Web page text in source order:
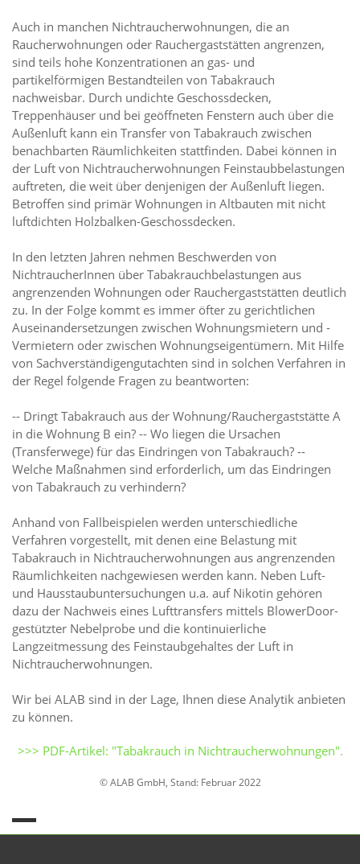
Auch in manchen Nichtraucherwohnungen, die an
Raucherwohnungen oder Rauchergaststätten angrenzen,
sind teils hohe Konzentrationen an gas- und
partikelförmigen Bestandteilen von Tabakrauch
nachweisbar. Durch undichte Geschossdecken,
Treppenhäuser und bei geöffneten Fenstern auch über die
Außenluft kann ein Transfer von Tabakrauch zwischen
benachbarten Räumlichkeiten stattfinden. Dabei können in
der Luft von Nichtraucherwohnungen Feinstaubbelastungen
auftreten, die weit über denjenigen der Außenluft liegen.
Betroffen sind primär Wohnungen in Altbauten mit nicht
luftdichten Holzbalken-Geschossdecken.
In den letzten Jahren nehmen Beschwerden von
NichtraucherInnen über Tabakrauchbelastungen aus
angrenzenden Wohnungen oder Rauchergaststätten deutlich
zu. In der Folge kommt es immer öfter zu gerichtlichen
Auseinandersetzungen zwischen Wohnungsmietern und -
Vermietern oder zwischen Wohnungseigentümern. Mit Hilfe
von Sachverständigengutachten sind in solchen Verfahren in
der Regel folgende Fragen zu beantworten:
-- Dringt Tabakrauch aus der Wohnung/Rauchergaststätte A
in die Wohnung B ein? -- Wo liegen die Ursachen
(Transferwege) für das Eindringen von Tabakrauch? --
Welche Maßnahmen sind erforderlich, um das Eindringen
von Tabakrauch zu verhindern?
Anhand von Fallbeispielen werden unterschiedliche
Verfahren vorgestellt, mit denen eine Belastung mit
Tabakrauch in Nichtraucherwohnungen aus angrenzenden
Räumlichkeiten nachgewiesen werden kann. Neben Luft-
und Hausstaubuntersuchungen u.a. auf Nikotin gehören
dazu der Nachweis eines Lufttransfers mittels BlowerDoor-
gestützter Nebelprobe und die kontinuierliche
Langzeitmessung des Feinstaubgehaltes der Luft in
Nichtraucherwohnungen.
Wir bei ALAB sind in der Lage, Ihnen diese Analytik anbieten
zu können.
>>> PDF-Artikel: "Tabakrauch in Nichtraucherwohnungen".
© ALAB GmbH, Stand: Februar 2022